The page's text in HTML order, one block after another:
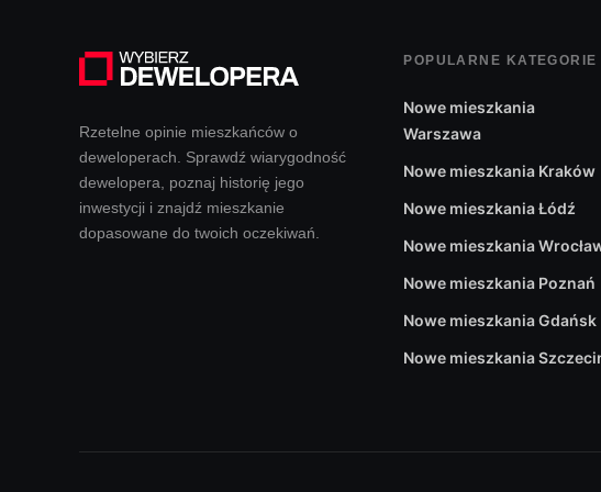
Nowe domy szeregowe w Toruniu to nie tylko duży komfort
przepięknymi terenami zielonymi. Otoczenie terenów zielonych
miejsce na rodzinne spacery, bieganie, czy inne dowolne
szybkiego dostępu do placówek edukacyjnych, usług, restauracji,
Rzetelne opinie mieszkańców o
deweloperach. Sprawdź wiarygodność
dewelopera, poznaj historię jego
inwestycji i znajdź mieszkanie
dopasowane do twoich oczekiwań.
POPULARNE KATEGORIE
Nowe mieszkania
Warszawa
Nowe mieszkania Kraków
Nowe mieszkania Łódź
Nowe mieszkania
Nowe mieszkania Poznań
Nowe mieszkania Gdańsk
Nowe mieszkania